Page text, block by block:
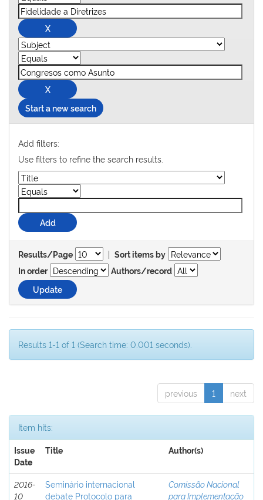
Start a new search
Add filters:
Use filters to refine the search results.
Results/Page | Sort items by
In order
Authors/record
Results 1-1 of 1 (Search time: 0.001 seconds).
previous 1 next
Item hits:
Issue
Date
Title Author(s)
2016-
10
Seminário internacional
debate Protocolo para
Comissão Nacional
para Implementação